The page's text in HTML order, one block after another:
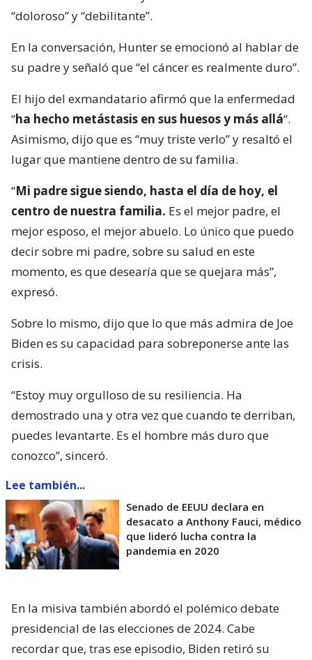
“doloroso” y “debilitante”.
En la conversación, Hunter se emocionó al hablar de
su padre y señaló que “el cáncer es realmente duro”.
El hijo del exmandatario afirmó que la enfermedad
“ha hecho metástasis en sus huesos y más allá“.
Asimismo, dijo que es “muy triste verlo” y resaltó el
lugar que mantiene dentro de su familia.
“Mi padre sigue siendo, hasta el día de hoy, el
centro de nuestra familia. Es el mejor padre, el
mejor esposo, el mejor abuelo. Lo único que puedo
decir sobre mi padre, sobre su salud en este
momento, es que desearía que se quejara más”,
expresó.
Sobre lo mismo, dijo que lo que más admira de Joe
Biden es su capacidad para sobreponerse ante las
crisis.
“Estoy muy orgulloso de su resiliencia. Ha
demostrado una y otra vez que cuando te derriban,
puedes levantarte. Es el hombre más duro que
conozco”, sinceró.
Lee también...
Senado de EEUU declara en
desacato a Anthony Fauci, médico
que lideró lucha contra la
pandemia en 2020
En la misiva también abordó el polémico debate
presidencial de las elecciones de 2024. Cabe
recordar que, tras ese episodio, Biden retiró su